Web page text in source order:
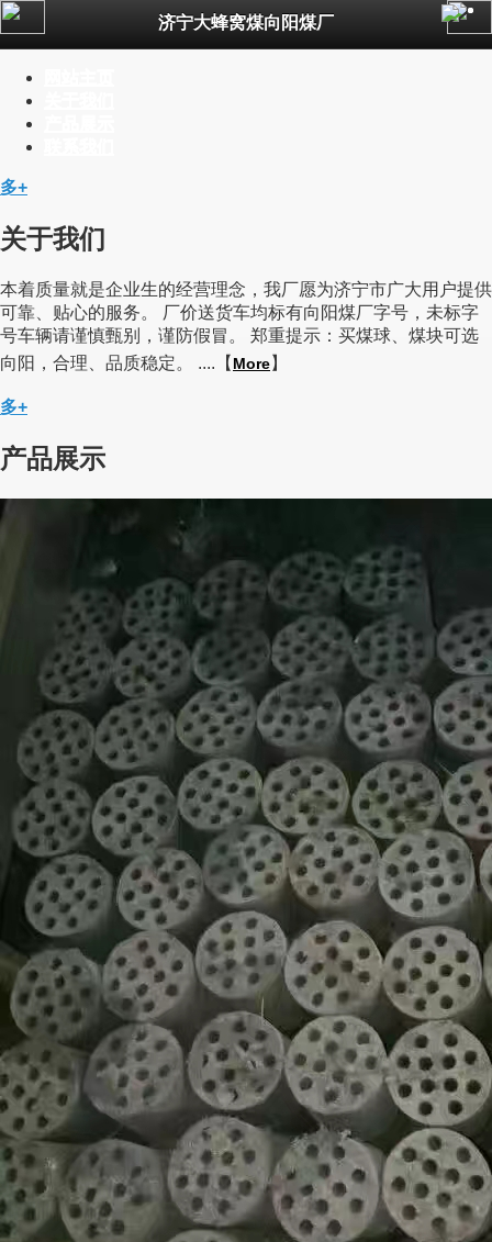
公司简介
新闻资讯
产品展示
联系我们
一键拨号
济宁大蜂窝煤向阳煤厂
多+
关于我们
本着质量就是企业生的经营理念，我厂愿为济宁市广大用户提供
可靠、贴心的服务。 厂价送货车均标有向阳煤厂字号，未标字
号车辆请谨慎甄别，谨防假冒。 郑重提示：买煤球、煤块可选
向阳，合理、品质稳定。 ....【 More】
多+
产品展示